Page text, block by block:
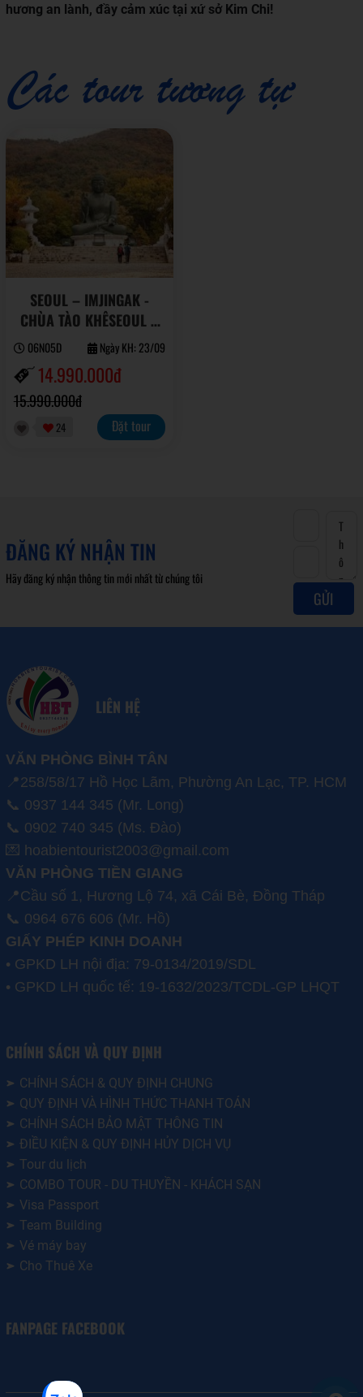
hương an lành, đầy cảm xúc tại xứ sở Kim Chi!
Các tour tương tự
SEOUL – IMJINGAK -
CHÙA TÀO KHÊSEOUL –
IMJINGAK - CHÙA TÀO
KHÊ
06N05D Ngày KH: 23/09
14.990.000đ
15.990.000đ
24 Đặt tour
ĐĂNG KÝ NHẬN TIN
Hãy đăng ký nhận thông tin mới nhất từ chúng tôi
GỬI
LIÊN HỆ
VĂN PHÒNG BÌNH TÂN
📍258/58/17 Hồ Học Lãm, Phường An Lạc, TP. HCM
📞 0937 144 345 (Mr. Long)
📞 0902 740 345 (Ms. Đào)
💌 hoabientourist2003@gmail.com
VĂN PHÒNG TIỀN GIANG
📍Cầu số 1, Hương Lộ 74, xã Cái Bè, Đồng Tháp
📞 0964 676 606 (Mr. Hồ)
GIẤY PHÉP KINH DOANH
• GPKD LH nội địa: 79-0134/2019/SDL
• GPKD LH quốc tế: 19-1632/2023/TCDL-GP LHQT
CHÍNH SÁCH VÀ QUY ĐỊNH
CHÍNH SÁCH & QUY ĐỊNH CHUNG
QUY ĐỊNH VÀ HÌNH THỨC THANH TOÁN
CHÍNH SÁCH BẢO MẬT THÔNG TIN
ĐIỀU KIỆN & QUY ĐỊNH HỦY DỊCH VỤ
Tour du lịch
COMBO TOUR - DU THUYỀN - KHÁCH SẠN
Visa Passport
Team Building
Vé máy bay
Cho Thuê Xe
FANPAGE FACEBOOK